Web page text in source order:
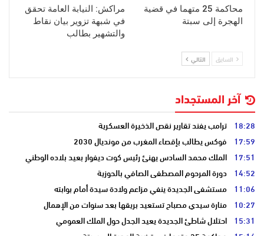
محاكمة 25 متهما في قضية
الهجرة إلى سبتة
مراكش: النيابة العامة تحقق
في شبهة تزوير بيان نقاط
والتشهير بطالب
السابق التالي
آخر المستجداد
18:28 ترامب يفند تقارير نقص الذخيرة العسكرية
17:59 فوكس يطالب بإقصاء المغرب من مونديال 2030
17:51 الملك محمد السادس يهنئ رئيس كوت ديفوار بعيد بلاده الوطني
14:52 دورة المرحوم المصطفى الصافي بالحوزية
11:06 مستشفى الجديدة ينفي مزاعم ولادة سيدة أمام بوابته
10:27 منارة سيدي مصباح تستعيد بريقها بعد سنوات من الإهمال
15:31 احتلال شاطئ الجديدة يعيد الجدل حول الملك العمومي